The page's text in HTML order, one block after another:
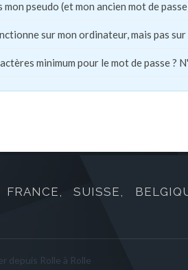
pseudo (et mon ancien mot de
sur mon ordinateur, mais pas
minimum pour le mot de passe ?
SUISSE,
depuis Rolle à Rolle